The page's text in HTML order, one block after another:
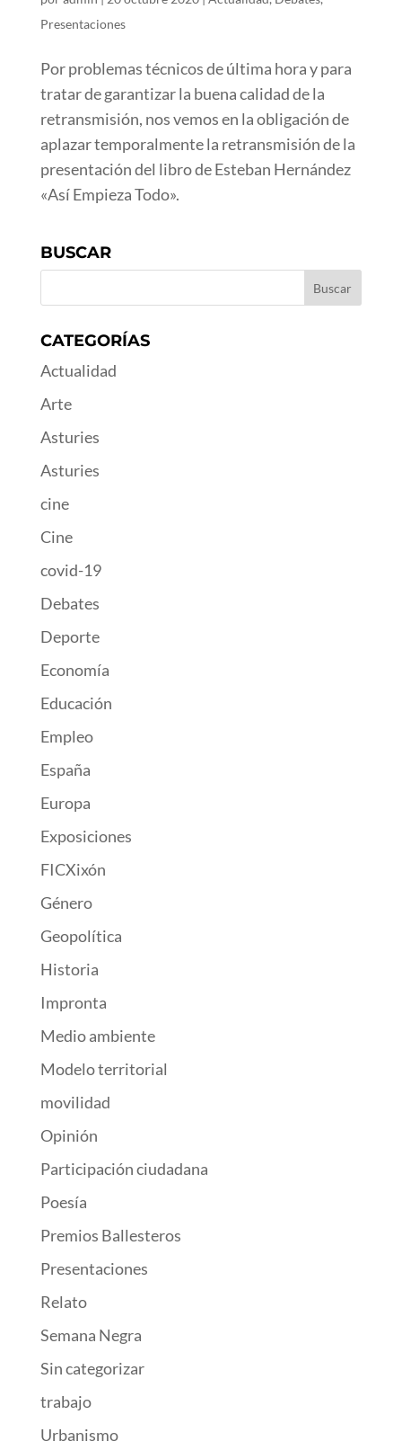
Presentaciones
Por problemas técnicos de última hora y para
tratar de garantizar la buena calidad de la
retransmisión, nos vemos en la obligación de
aplazar temporalmente la retransmisión de la
presentación del libro de Esteban Hernández
«Así Empieza Todo».
BUSCAR
CATEGORÍAS
Actualidad
Arte
Asturies
Asturies
cine
Cine
covid-19
Debates
Deporte
Economía
Educación
Empleo
España
Europa
Exposiciones
FICXixón
Género
Geopolítica
Historia
Impronta
Medio ambiente
Modelo territorial
movilidad
Opinión
Participación ciudadana
Poesía
Premios Ballesteros
Presentaciones
Relato
Semana Negra
Sin categorizar
trabajo
Urbanismo